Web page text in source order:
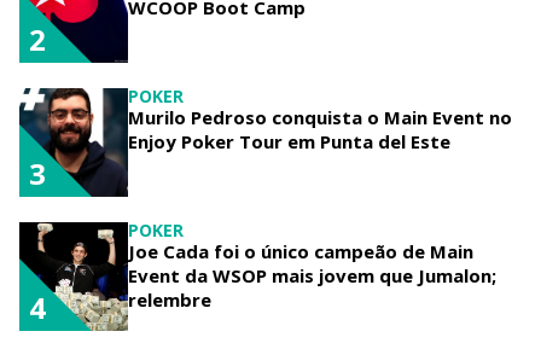
WCOOP Boot Camp
2
POKER
Murilo Pedroso conquista o Main Event no
Enjoy Poker Tour em Punta del Este
3
POKER
Joe Cada foi o único campeão de Main
Event da WSOP mais jovem que Jumalon;
relembre
4